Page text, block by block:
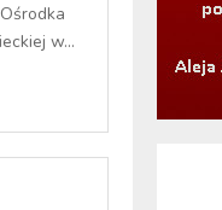
w...